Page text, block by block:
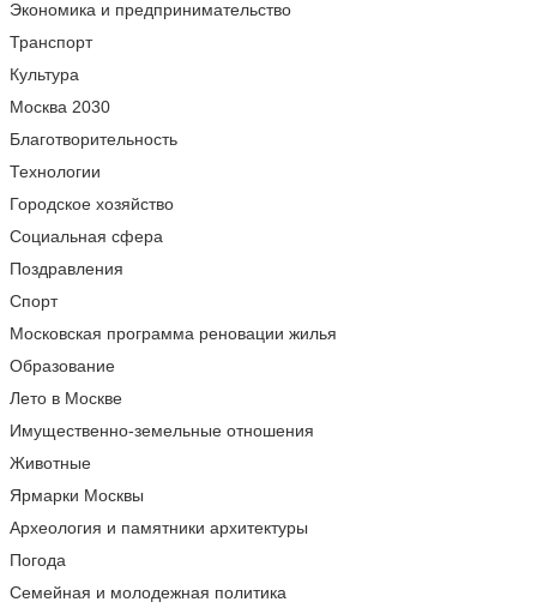
Экономика и предпринимательство
Транспорт
Культура
Москва 2030
Благотворительность
Технологии
Городское хозяйство
Социальная сфера
Поздравления
Спорт
Московская программа реновации жилья
Образование
Лето в Москве
Имущественно-земельные отношения
Животные
Ярмарки Москвы
Археология и памятники архитектуры
Погода
Семейная и молодежная политика